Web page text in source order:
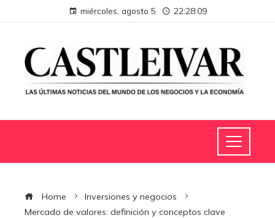
miércoles, agosto 5 22:28:10
Home
Inversiones y negocios
Mercado de valores: definición y conceptos clave